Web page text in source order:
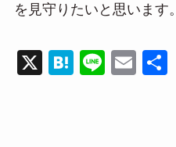
を見守りたいと思います。
X
H
Li
E